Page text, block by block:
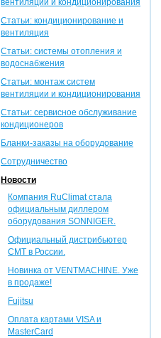
вентиляции и кондиционирования
Статьи: кондиционирование и
вентиляция
Статьи: системы отопления и
водоснабжения
Статьи: монтаж систем
вентиляции и кондиционирования
Статьи: сервисное обслуживание
кондиционеров
Бланки-заказы на оборудование
Сотрудничество
Новости
Компания RuClimat стала
официальным диллером
оборудования SONNIGER.
Официальный дистрибьютер
CMT в России.
Новинка от VENTMACHINE. Уже
в продаже!
Fujitsu
Оплата картами VISA и
MasterCard